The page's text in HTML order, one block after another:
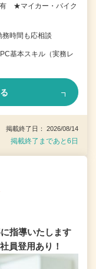
★マイカー・バイク
時間も応相談
基本スキル（実務レ
掲載終了日： 2026/08/14
掲載終了まであと6日
指導いたします
員登用あり！